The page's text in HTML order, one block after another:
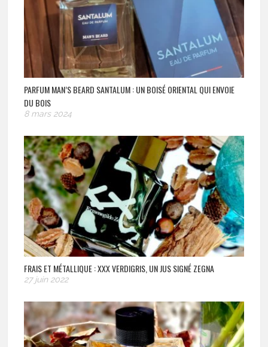
PARFUM MAN’S BEARD SANTALUM : UN BOISÉ ORIENTAL QUI ENVOIE
DU BOIS
8 mars 2024
FRAIS ET MÉTALLIQUE : XXX VERDIGRIS, UN JUS SIGNÉ ZEGNA
27 juin 2022